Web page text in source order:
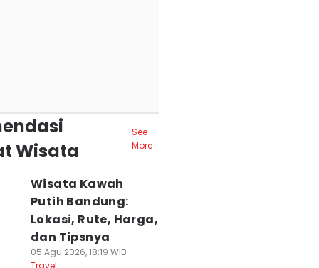
Wisata
See
More
Wisata Kawah
Putih Bandung:
Lokasi, Rute, Harga,
dan Tipsnya
05 Agu 2026, 18:19 WIB
Travel